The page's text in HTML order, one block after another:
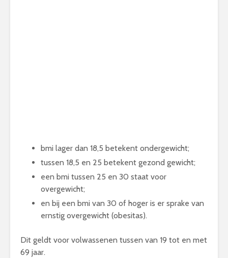
bmi lager dan 18,5 betekent ondergewicht;
tussen 18,5 en 25 betekent gezond gewicht;
een bmi tussen 25 en 30 staat voor
overgewicht;
en bij een bmi van 30 of hoger is er sprake van
ernstig overgewicht (obesitas).
Dit geldt voor volwassenen tussen van 19 tot en met
69 jaar.